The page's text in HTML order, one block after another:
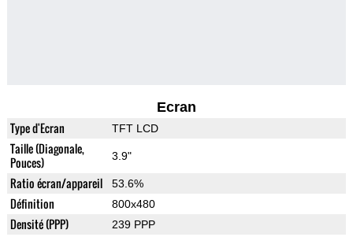
Ecran
Type d'Ecran TFT LCD
Taille (Diagonale,
Pouces)
3.9"
Ratio écran/appareil 53.6%
Définition 800x480
Densité (PPP) 239 PPP